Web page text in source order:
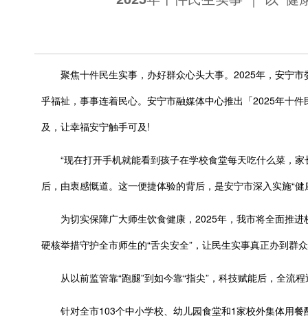
聚焦十件民生实事，办好群众心头大事。2025年，安宁市
乎福祉，事事连着民心。安宁市融媒体中心推出「2025年十
及，让幸福安宁触手可及!
“现在打开手机就能看到孩子在学校食堂每天吃什么菜，家
后，由衷感慨道。这一便捷体验的背后，是安宁市深入实施“
为切实保障广大师生饮食健康，2025年，我市将全面推进
硬核举措守护全市师生的“舌尖安全”，让民生实事真正办到群
从以前监管靠“跑腿”到如今靠“指尖”，科技赋能后，全流程
针对全市103个中小学校、幼儿园食堂和1家校外集体用餐